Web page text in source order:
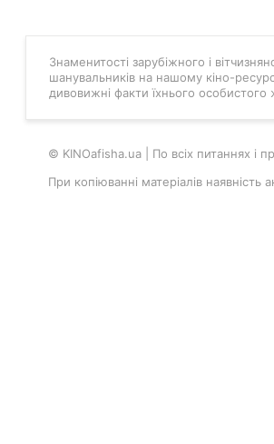
Знаменитості зарубіжного і
шанувальників на нашому кіно-
дивовижні факти їхнього особистого
© KINOafisha.ua | По всіх питаннях і
При копіюванні матеріалів наявність